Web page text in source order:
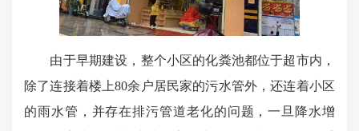
由于早期建设，整个小区的化粪池都位于超市内，
除了连接着楼上80余户居民家的污水管外，还连着小区
的雨水管，并存在排污管道老化的问题，一旦降水增